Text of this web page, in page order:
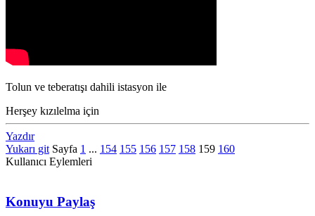
Tolun ve teberatışı dahili istasyon ile
Herşey kızılelma için
Yazdır
Yukarı git Sayfa 1 ... 154 155 156 157 158 159 160
Kullanıcı Eylemleri
Konuyu Paylaş